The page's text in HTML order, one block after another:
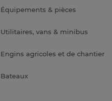
Équipements & pièces
Utilitaires, vans & minibus
Engins agricoles et de chantier
Bateaux